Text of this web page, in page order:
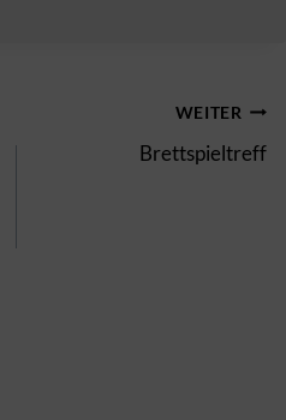
WEITER
Brettspieltreff